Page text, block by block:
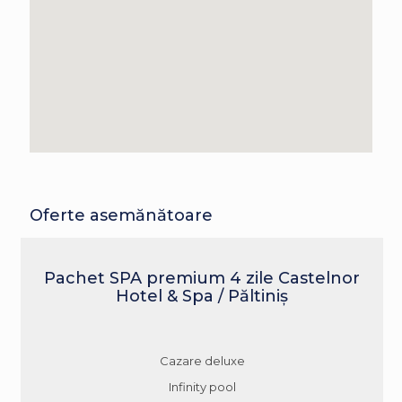
Oferte asemănătoare
Pachet SPA premium 4 zile Castelnor
Hotel & Spa / Păltiniș
Cazare deluxe
Infinity pool